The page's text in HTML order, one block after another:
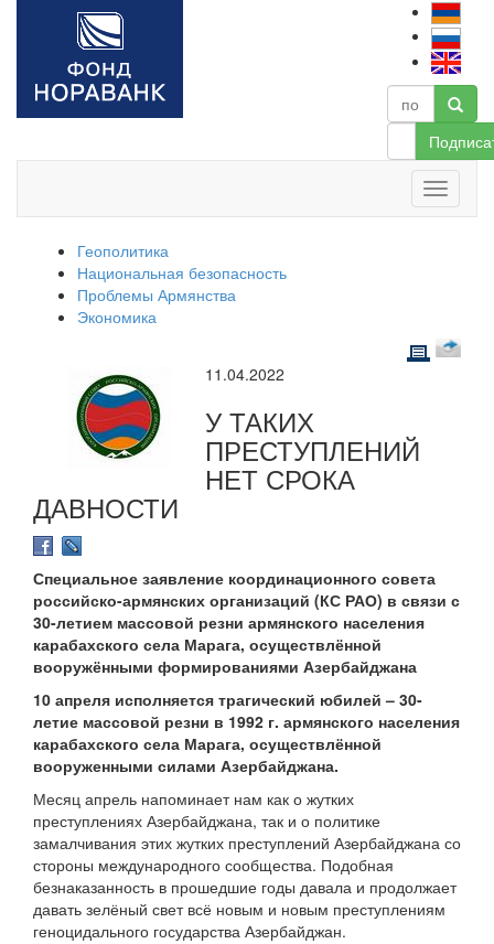
Геополитика
Национальная безопасность
Проблемы Армянства
Экономика
11.04.2022
У ТАКИХ
ПРЕСТУПЛЕНИЙ
НЕТ СРОКА
ДАВНОСТИ
Специальное заявление координационного совета
российско-армянских организаций (КС РАО) в связи с
30-летием массовой резни армянского населения
карабахского села Марага, осуществлённой
вооружёнными формированиями Азербайджана
10 апреля исполняется трагический юбилей – 30-
летие массовой резни в 1992 г. армянского населения
карабахского села Марага, осуществлённой
вооруженными силами Азербайджана.
Месяц апрель напоминает нам как о жутких
преступлениях Азербайджана, так и о политике
замалчивания этих жутких преступлений Азербайджана со
стороны международного сообщества. Подобная
безнаказанность в прошедшие годы давала и продолжает
давать зелёный свет всё новым и новым преступлениям
геноцидального государства Азербайджан.